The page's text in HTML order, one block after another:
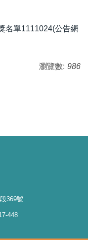
名單1111024(公告網
瀏覽數: 986
369號
448